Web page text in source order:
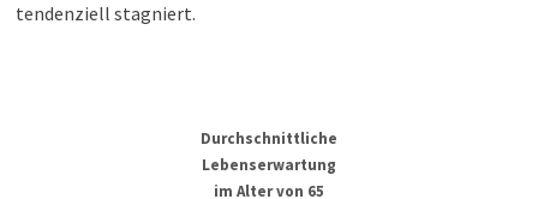
tendenziell stagniert.
Durchschnittliche
Lebenserwartung
im Alter von 65